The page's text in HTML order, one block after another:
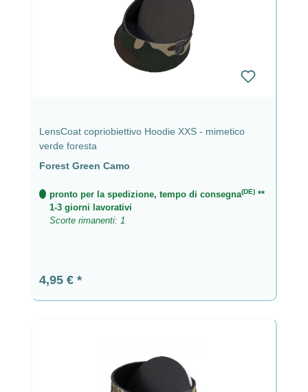
LensCoat copriobiettivo Hoodie XXS - mimetico
verde foresta
Forest Green Camo
pronto per la spedizione, tempo di consegna(DE) **
1-3 giorni lavorativi
Scorte rimanenti: 1
Prezzo normale:
4,95 €